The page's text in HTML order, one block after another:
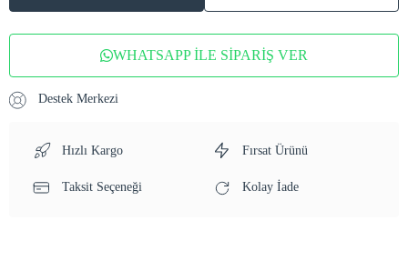
WHATSAPP İLE SİPARİŞ VER
Destek Merkezi
Hızlı Kargo Fırsat Ürünü
Taksit Seçeneği Kolay İade